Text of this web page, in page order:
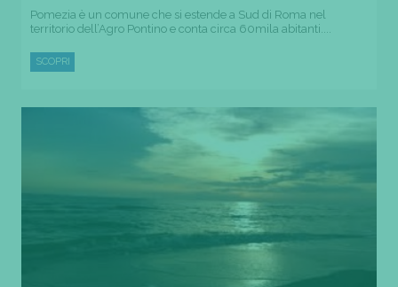
Pomezia è un comune che si estende a Sud di Roma nel
territorio dell’Agro Pontino e conta circa 60mila abitanti....
SCOPRI